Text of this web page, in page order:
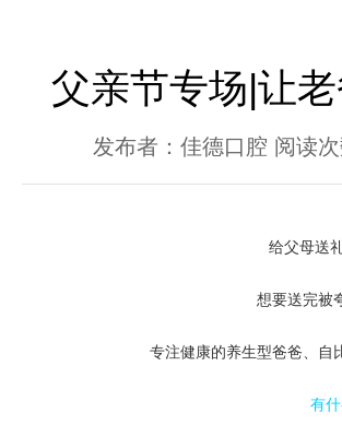
父亲节专场|让
发布者：佳德口腔 阅读次
给父母送
想要送完被
专注健康的养生型爸爸、自
有